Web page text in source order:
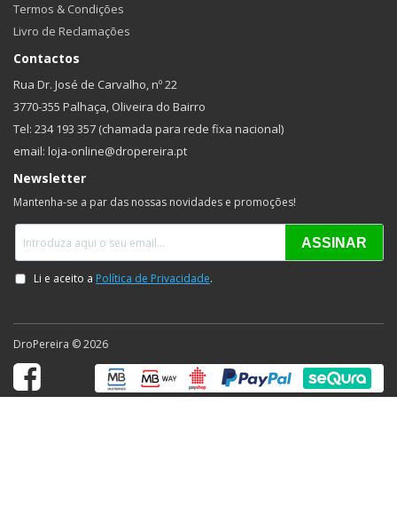
Termos & Condições
Livro de Reclamações
Contactos
Rua Dr. José de Carvalho, nº 22
3770-355 Palhaça, Oliveira do Bairro
Tel: 234 193 357 (chamada para rede fixa nacional)
email: loja-online@dropereira.pt
Newsletter
Mantenha-se a par das nossas novidades e promoções!
DroPereira © 2026